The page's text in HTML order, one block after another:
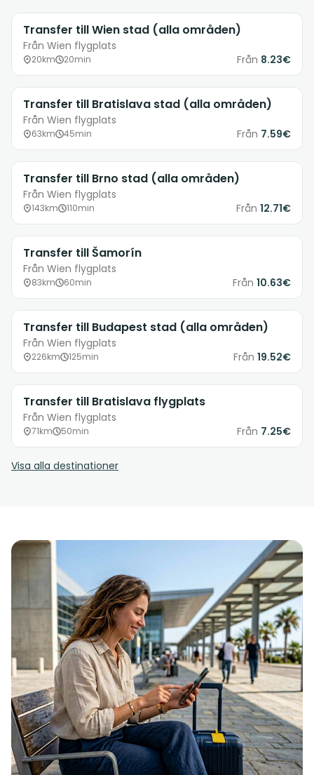
Transfer till Wien stad (alla områden)
Från Wien flygplats
20km 20min Från 8.23€
Transfer till Bratislava stad (alla områden)
Från Wien flygplats
63km 45min Från 7.59€
Transfer till Brno stad (alla områden)
Från Wien flygplats
143km 110min Från 12.71€
Transfer till Šamorín
Från Wien flygplats
83km 60min Från 10.63€
Transfer till Budapest stad (alla områden)
Från Wien flygplats
226km 125min Från 19.52€
Transfer till Bratislava flygplats
Från Wien flygplats
71km 50min Från 7.25€
Visa alla destinationer